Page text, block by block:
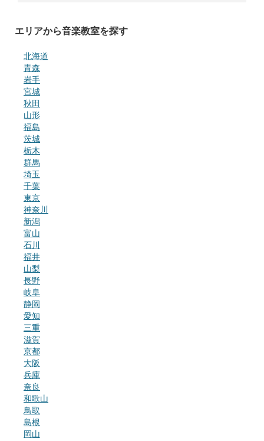
エリアから音楽教室を探す
北海道
青森
岩手
宮城
秋田
山形
福島
茨城
栃木
群馬
埼玉
千葉
東京
神奈川
新潟
富山
石川
福井
山梨
長野
岐阜
静岡
愛知
三重
滋賀
京都
大阪
兵庫
奈良
和歌山
鳥取
島根
岡山